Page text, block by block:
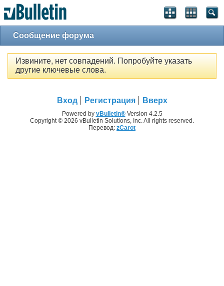
Сообщение форума
Извините, нет совпадений. Попробуйте указать
другие ключевые слова.
Вход Регистрация Вверх
Powered by vBulletin®Version 4.2.5
Copyright © 2026 vBulletin Solutions, Inc. All rights reserved.
Перевод: zCarot